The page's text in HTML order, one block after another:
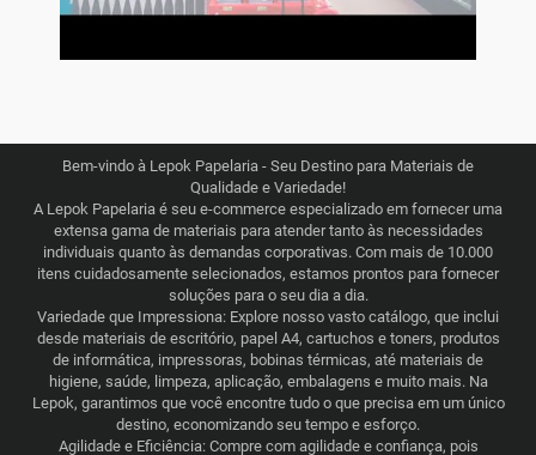
Bem-vindo à Lepok Papelaria - Seu Destino para Materiais de
Qualidade e Variedade!
A Lepok Papelaria é seu e-commerce especializado em fornecer uma
extensa gama de materiais para atender tanto às necessidades
individuais quanto às demandas corporativas. Com mais de 10.000
itens cuidadosamente selecionados, estamos prontos para fornecer
soluções para o seu dia a dia.
Variedade que Impressiona: Explore nosso vasto catálogo, que inclui
desde materiais de escritório, papel A4, cartuchos e toners, produtos
de informática, impressoras, bobinas térmicas, até materiais de
higiene, saúde, limpeza, aplicação, embalagens e muito mais. Na
Lepok, garantimos que você encontre tudo o que precisa em um único
destino, economizando seu tempo e esforço.
Agilidade e Eficiência: Compre com agilidade e confiança, pois